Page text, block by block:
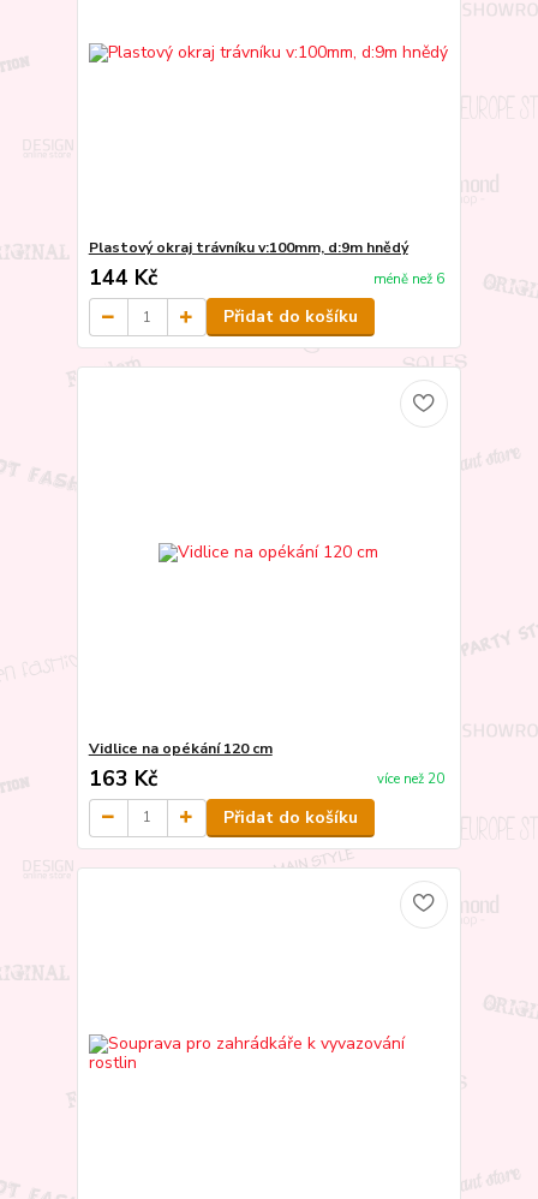
Plastový okraj trávníku v:100mm, d:9m hnědý
144 Kč méně než 6
Přidat do košíku
Vidlice na opékání 120 cm
163 Kč více než 20
Přidat do košíku